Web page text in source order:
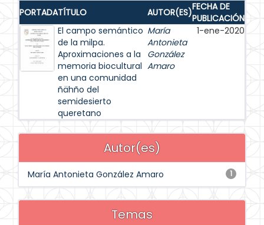
PORTADATÍTULO AUTOR(ES)FECHA DE
PUBLICACIÓN
El campo semántico
de la milpa.
Aproximaciones a la
memoria biocultural
en una comunidad
ñähño del
semidesierto
queretano
María
Antonieta
González
Amaro
1-ene-2020
Autor(es)
1
María Antonieta González Amaro
Temas